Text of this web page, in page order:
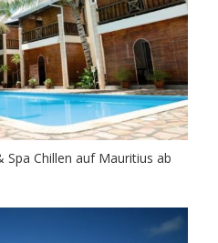
Chillen auf Mauritius ab